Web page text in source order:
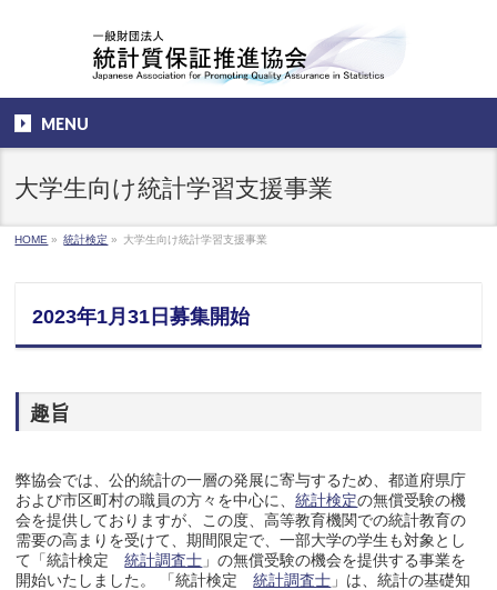
MENU
大学生向け統計学習支援事業
HOME » 統計検定 » 大学生向け統計学習支援事業
2023年1月31日募集開始
趣旨
弊協会では、公的統計の一層の発展に寄与するため、都道府県庁
および市区町村の職員の方々を中心に、統計検定の無償受験の機
会を提供しておりますが、この度、高等教育機関での統計教育の
需要の高まりを受けて、期間限定で、一部大学の学生も対象とし
て「統計検定統計調査士 」の無償受験の機会を提供する事業を
開始いたしました。 「統計検定統計調査士 」は、統計の基礎知